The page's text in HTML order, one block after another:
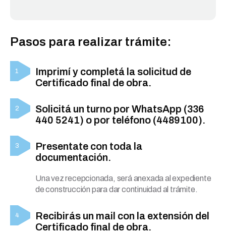
Pasos para realizar trámite:
Imprimí y completá la solicitud de
Certificado final de obra.
Solicitá un turno por WhatsApp (336
440 5241) o por teléfono (4489100).
Presentate con toda la
documentación.
Una vez recepcionada, será anexada al expediente
de construcción para dar continuidad al trámite.
Recibirás un mail con la extensión del
Certificado final de obra.